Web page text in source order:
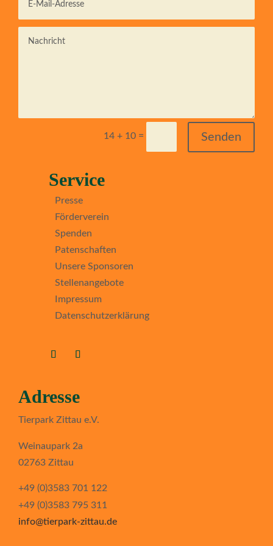
14 + 10 = Senden
Service
Presse
Förderverein
Spenden
Patenschaften
Unsere Sponsoren
Stellenangebote
Impressum
Datenschutzerklärung
Adresse
Tierpark Zittau e.V.
Weinaupark 2a
02763 Zittau
+49 (0)3583 701 122
+49 (0)3583 795 311
info@tierpark-zittau.de